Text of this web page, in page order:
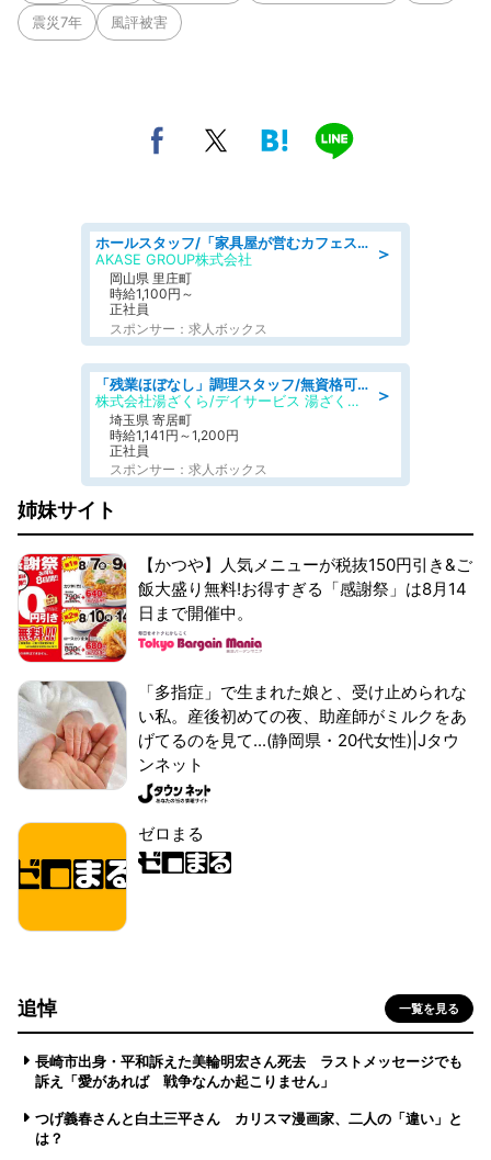
震災7年 風評被害
＞
ホールスタッフ/「家具屋が営むカフェスタッフ!」週2日～OK!嬉しいまかない付き/岡山県/浅口郡里庄町
AKASE GROUP株式会社
岡山県 里庄町
時給1,100円～
正社員
スポンサー：求人ボックス
＞
「残業ほぼなし」調理スタッフ/無資格可/正職員/日勤のみ/デイサービス/社会保障完備
株式会社湯ざくら/デイサービス 湯ざくらケアリゾート
埼玉県 寄居町
時給1,141円～1,200円
正社員
スポンサー：求人ボックス
姉妹サイト
【かつや】人気メニューが税抜150円引き&ご
飯大盛り無料!お得すぎる「感謝祭」は8月14
日まで開催中。
「多指症」で生まれた娘と、受け止められな
い私。産後初めての夜、助産師がミルクをあ
げてるのを見て...(静岡県・20代女性)|Jタウ
ンネット
ゼロまる
追悼 一覧を見る
長崎市出身・平和訴えた美輪明宏さん死去 ラストメッセージでも
訴え「愛があれば 戦争なんか起こりません」
つげ義春さんと白土三平さん カリスマ漫画家、二人の「違い」と
は？